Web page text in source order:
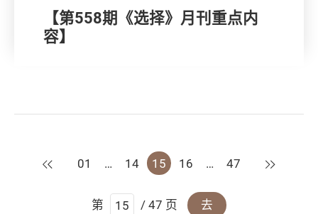
【第558期《选择》月刊重点内
容】
上一页
01 … 14 15 16 … 47 下一页
第 / 47 页 去